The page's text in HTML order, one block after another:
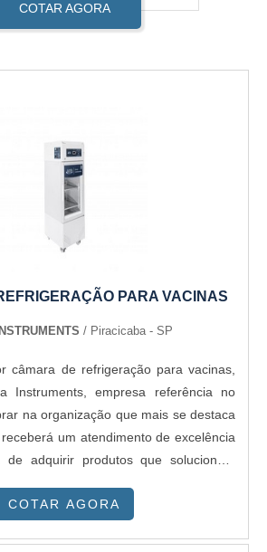
COTAR AGORA
PARA VACINAS
/ Piracicaba - SP
câmara de refrigeração para vacinas,
Instruments, empresa referência no
na organização que mais se destaca
um atendimento de excelência
adquirir produtos que solucionem
PARA VACINASSe alguém quer achar
COTAR AGORA